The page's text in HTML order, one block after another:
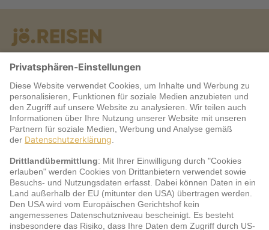
Warum jö?
Service
jö Bonus Club Partner